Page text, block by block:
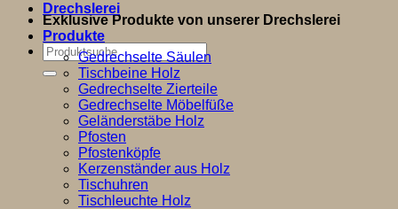
Exklusive Produkte von unserer Drechslerei
Suchen
nach:
Drechslerei
Produkte
Gedrechselte Säulen
Tischbeine Holz
Gedrechselte Zierteile
Gedrechselte Möbelfüße
Geländerstäbe Holz
Pfosten
Pfostenköpfe
Kerzenständer aus Holz
Tischuhren
Tischleuchte Holz